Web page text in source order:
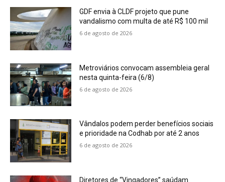
GDF envia à CLDF projeto que pune
vandalismo com multa de até R$ 100 mil
6 de agosto de 2026
Metroviários convocam assembleia geral
nesta quinta-feira (6/8)
6 de agosto de 2026
Vândalos podem perder benefícios sociais
e prioridade na Codhab por até 2 anos
6 de agosto de 2026
Diretores de “Vingadores” saúdam